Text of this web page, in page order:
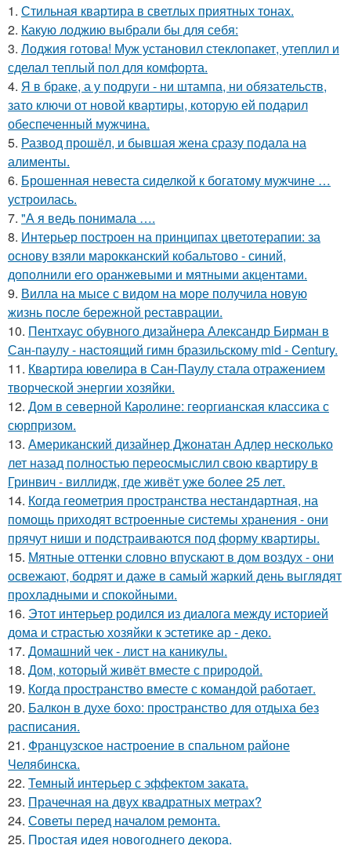
1. Стильная квартира в светлых приятных тонах.
2. Какую лоджию выбрали бы для себя:
3. Лоджия готова! Муж установил стеклопакет, утеплил и
сделал теплый пол для комфорта.
4. Я в браке, а у подруги - ни штампа, ни обязательств,
зато ключи от новой квартиры, которую ей подарил
обеспеченный мужчина.
5. Развод прошёл, и бывшая жена сразу подала на
алименты.
6. Брошенная невеста сиделкой к богатому мужчине …
устроилась.
7. "А я ведь понимала ….
8. Интерьер построен на принципах цветотерапии: за
основу взяли марокканский кобальтово - синий,
дополнили его оранжевыми и мятными акцентами.
9. Вилла на мысе с видом на море получила новую
жизнь после бережной реставрации.
10. Пентхаус обувного дизайнера Александр Бирман в
Сан-паулу - настоящий гимн бразильскому mid - Century.
11. Квартира ювелира в Сан-Паулу стала отражением
творческой энергии хозяйки.
12. Дом в северной Каролине: георгианская классика с
сюрпризом.
13. Американский дизайнер Джонатан Адлер несколько
лет назад полностью переосмыслил свою квартиру в
Гринвич - виллидж, где живёт уже более 25 лет.
14. Когда геометрия пространства нестандартная, на
помощь приходят встроенные системы хранения - они
прячут ниши и подстраиваются под форму квартиры.
15. Мятные оттенки словно впускают в дом воздух - они
освежают, бодрят и даже в самый жаркий день выглядят
прохладными и спокойными.
16. Этот интерьер родился из диалога между историей
дома и страстью хозяйки к эстетике ар - деко.
17. Домашний чек - лист на каникулы.
18. Дом, который живёт вместе с природой.
19. Когда пространство вместе с командой работает.
20. Балкон в духе бохо: пространство для отдыха без
расписания.
21. Французское настроение в спальном районе
Челябинска.
22. Темный интерьер с эффектом заката.
23. Прачечная на двух квадратных метрах?
24. Советы перед началом ремонта.
25. Простая идея новогоднего декора.